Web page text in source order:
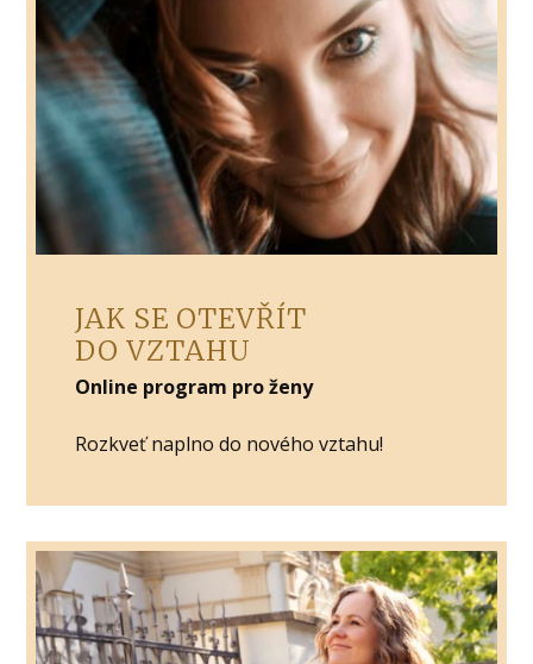
JAK SE OTEVŘÍT
DO VZTAHU
Online program pro ženy
Rozkveť naplno do nového vztahu!